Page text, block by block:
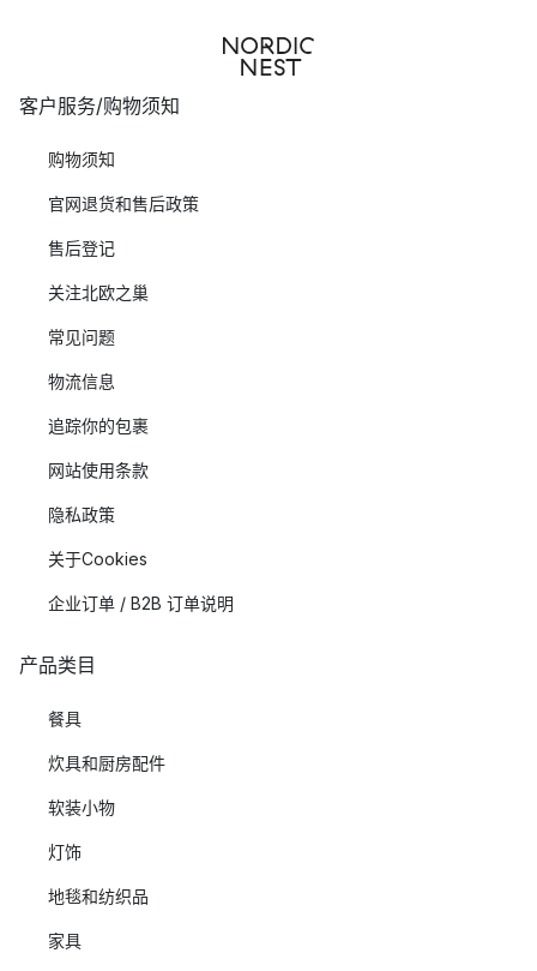
客户服务/购物须知
购物须知
官网退货和售后政策
售后登记
关注北欧之巢
常见问题
物流信息
追踪你的包裹
网站使用条款
隐私政策
关于Cookies
企业订单 / B2B 订单说明
产品类目
餐具
炊具和厨房配件
软装小物
灯饰
地毯和纺织品
家具